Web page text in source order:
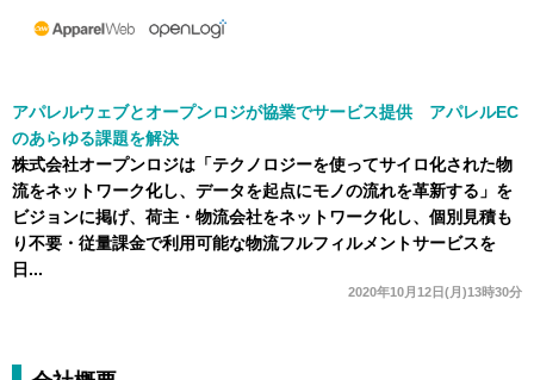
アパレルウェブとオープンロジが協業でサービス提供 アパレルEC
のあらゆる課題を解決
株式会社オープンロジは「テクノロジーを使ってサイロ化された物
流をネットワーク化し、データを起点にモノの流れを革新する」を
ビジョンに掲げ、荷主・物流会社をネットワーク化し、個別見積も
り不要・従量課金で利用可能な物流フルフィルメントサービスを
日...
2020年10月12日(月)13時30分